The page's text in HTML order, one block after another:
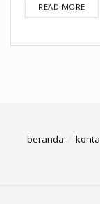
READ MORE
beranda